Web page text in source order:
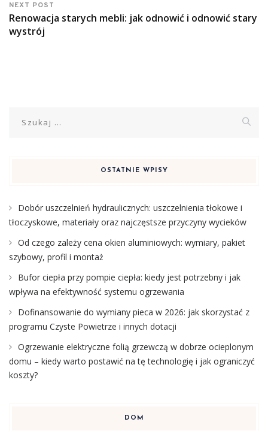
NEXT POST
Renowacja starych mebli: jak odnowić i odnowić stary
wystrój
OSTATNIE WPISY
Dobór uszczelnień hydraulicznych: uszczelnienia tłokowe i
tłoczyskowe, materiały oraz najczęstsze przyczyny wycieków
Od czego zależy cena okien aluminiowych: wymiary, pakiet
szybowy, profil i montaż
Bufor ciepła przy pompie ciepła: kiedy jest potrzebny i jak
wpływa na efektywność systemu ogrzewania
Dofinansowanie do wymiany pieca w 2026: jak skorzystać z
programu Czyste Powietrze i innych dotacji
Ogrzewanie elektryczne folią grzewczą w dobrze ocieplonym
domu – kiedy warto postawić na tę technologię i jak ograniczyć
koszty?
DOM